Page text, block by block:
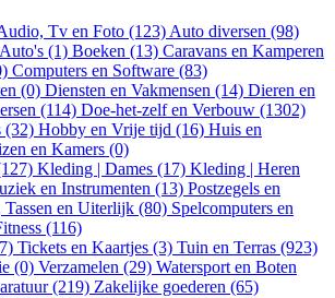
Tv en Foto (123) Auto diversen (98)
Auto's (1) Boeken (13) Caravans en Kamperen
Computers en Software (83)
(0) Diensten en Vakmensen (14) Dieren en
(114) Doe-het-zelf en Verbouw (1302)
(32) Hobby en Vrije tijd (16) Huis en
en Kamers (0)
Kleding | Dames (17) Kleding | Heren
en Instrumenten (13) Postzegels en
Tassen en Uiterlijk (80) Spelcomputers en
(116)
Tickets en Kaartjes (3) Tuin en Terras (923)
(0) Verzamelen (29) Watersport en Boten
(219) Zakelijke goederen (65)